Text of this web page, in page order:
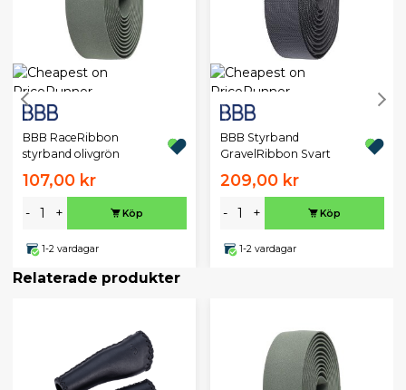
BBB RaceRibbon
styrband olivgrön
107,00 kr
- + Köp
1-2 vardagar
BBB Styrband
GravelRibbon Svart
209,00 kr
- + Köp
1-2 vardagar
Relaterade produkter